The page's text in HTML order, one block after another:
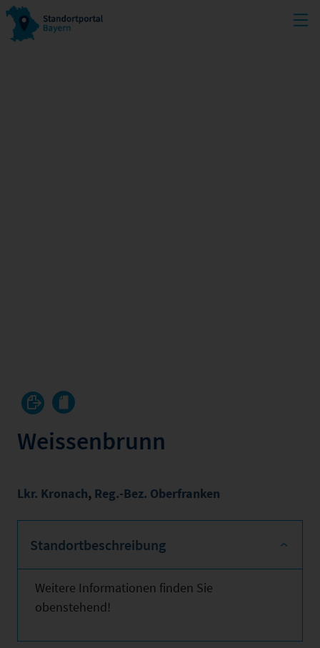
Weissenbrunn
Lkr. Kronach, Reg.-Bez. Oberfranken
Standortbeschreibung
Weitere Informationen finden Sie
obenstehend!